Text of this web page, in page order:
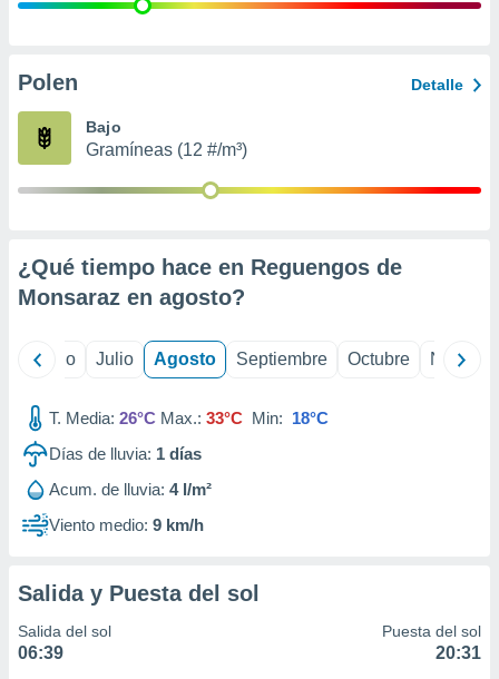
e
publicidad
Polen Detalle
Bajo
Gramíneas (12 #/m³)
¿Qué tiempo hace en Reguengos de
Monsaraz en agosto?
Junio Julio Agosto Septiembre Octubre
T. Media: 26°C Max.: 33°C Min: 18°C
Días de lluvia: 1 días
Acum. de lluvia: 4 l/m²
Viento medio: 9 km/h
Salida y Puesta del sol
Salida del sol
06:39
Puesta del sol
20:31